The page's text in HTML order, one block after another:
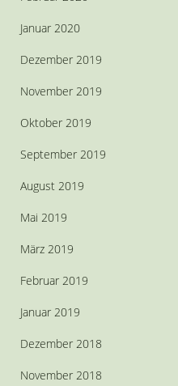
Januar 2020
Dezember 2019
November 2019
Oktober 2019
September 2019
August 2019
Mai 2019
März 2019
Februar 2019
Januar 2019
Dezember 2018
November 2018